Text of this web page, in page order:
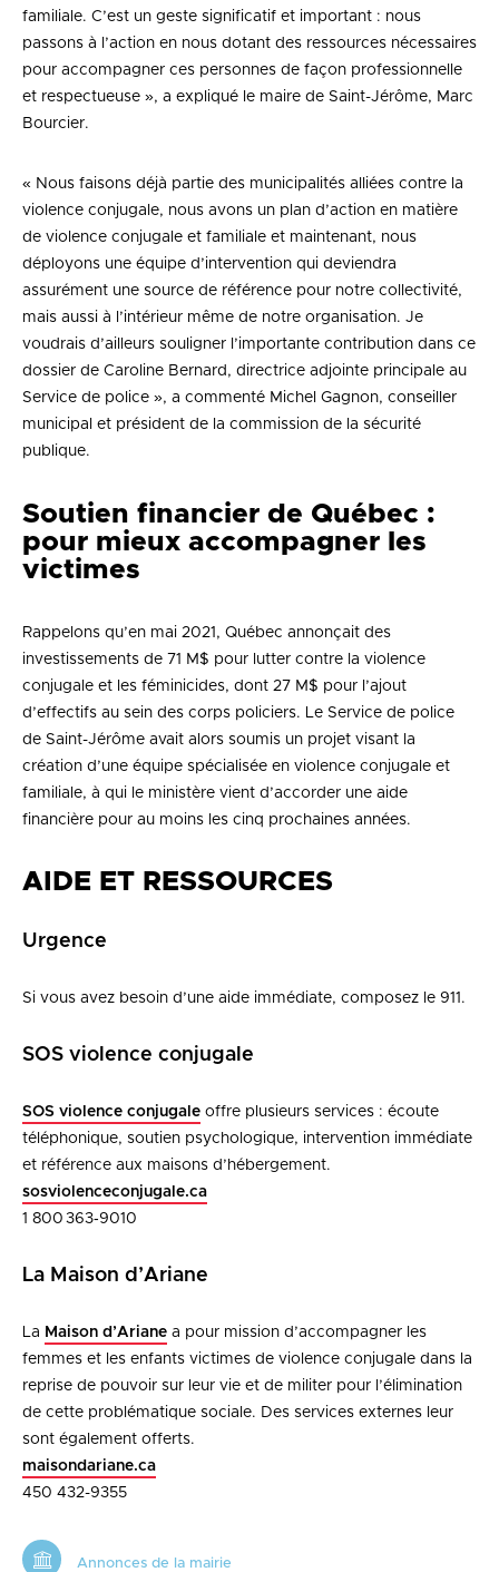
familiale. C’est un geste significatif et important : nous
passons à l’action en nous dotant des ressources nécessaires
pour accompagner ces personnes de façon professionnelle
et respectueuse », a expliqué le maire de Saint-Jérôme, Marc
Bourcier.
« Nous faisons déjà partie des municipalités alliées contre la
violence conjugale, nous avons un plan d’action en matière
de violence conjugale et familiale et maintenant, nous
déployons une équipe d’intervention qui deviendra
assurément une source de référence pour notre collectivité,
mais aussi à l’intérieur même de notre organisation. Je
voudrais d’ailleurs souligner l’importante contribution dans ce
dossier de Caroline Bernard, directrice adjointe principale au
Service de police », a commenté Michel Gagnon, conseiller
municipal et président de la commission de la sécurité
publique.
Soutien financier de Québec :
pour mieux accompagner les
victimes
Rappelons qu’en mai 2021, Québec annonçait des
investissements de 71 M$ pour lutter contre la violence
conjugale et les féminicides, dont 27 M$ pour l’ajout
d’effectifs au sein des corps policiers. Le Service de police
de Saint-Jérôme avait alors soumis un projet visant la
création d’une équipe spécialisée en violence conjugale et
familiale, à qui le ministère vient d’accorder une aide
financière pour au moins les cinq prochaines années.
AIDE ET RESSOURCES
Urgence
Si vous avez besoin d’une aide immédiate, composez le 911.
SOS violence conjugale
SOS violence conjugale offre plusieurs services : écoute
téléphonique, soutien psychologique, intervention immédiate
et référence aux maisons d’hébergement.
sosviolenceconjugale.ca
1 800 363‑9010
La Maison d’Ariane
La Maison d’Ariane a pour mission d’accompagner les
femmes et les enfants victimes de violence conjugale dans la
reprise de pouvoir sur leur vie et de militer pour l’élimination
de cette problématique sociale. Des services externes leur
sont également offerts.
maisondariane.ca
450 432-9355
Annonces de la mairie